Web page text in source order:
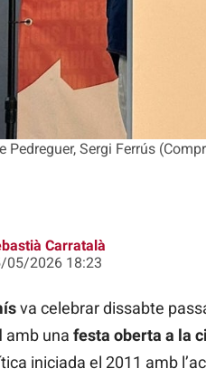
Pedreguer, Sergi Ferrús
Carratalà
05/2026 18:23
va celebrar dissabte
amb una festa oberta a la
iniciada el 2011 amb